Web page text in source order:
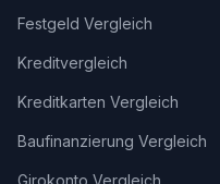
Festgeld Vergleich
Kreditvergleich
Kreditkarten Vergleich
Baufinanzierung Vergleich
Girokonto Vergleich